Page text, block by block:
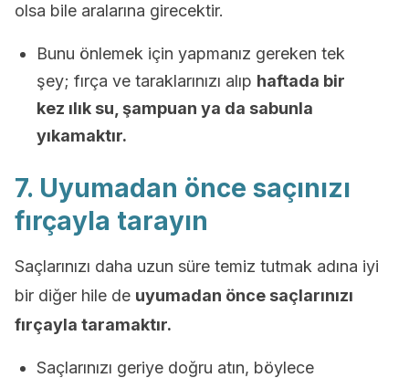
olsa bile aralarına girecektir.
Bunu önlemek için yapmanız gereken tek
şey; fırça ve taraklarınızı alıp haftada bir
kez ılık su, şampuan ya da sabunla
yıkamaktır.
7. Uyumadan önce saçınızı
fırçayla tarayın
Saçlarınızı daha uzun süre temiz tutmak adına iyi
bir diğer hile de uyumadan önce saçlarınızı
fırçayla taramaktır.
Saçlarınızı geriye doğru atın, böylece